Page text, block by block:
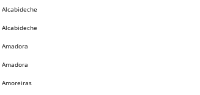
Alcabideche
Alcabideche
Amadora
Amadora
Amoreiras